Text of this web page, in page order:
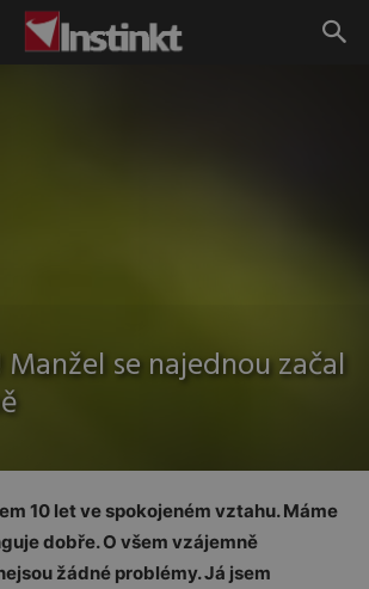
se najednou začal
10 let ve spokojeném vztahu. Máme
dobře. O všem vzájemně
žádné problémy. Já jsem